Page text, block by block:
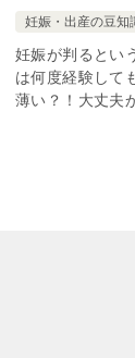
妊娠・出産の豆知
妊娠が判るとい
は何度経験して
薄い？！大丈夫